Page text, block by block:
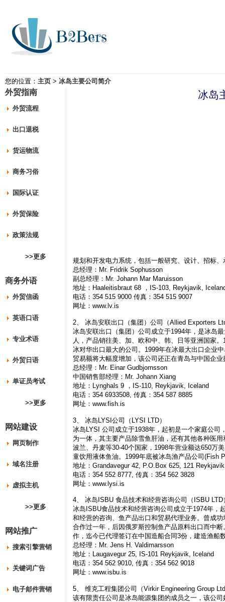
您的位置： 主页 > 冰岛主要公司简介
外贸指南
外贸流程
出口退税
货运物流
商务习俗
国际认证
外贸保险
政策法规
>>更多
商务外语
外贸信函
英语口语
专业术语
外贸日语
单证员考试
>>更多
网站建设
网页制作
域名注册
虚拟主机
>>更多
网站推广
搜索引擎营销
关键词广告
电子邮件营销
冰岛
规划和开发电力系统，包括一般研究、设计、招标
总经理：Mr. Fridrik Sophusson
副总经理：Mr. Johann Mar Maruisson
地址：Haaleitisbraut 68 ，IS-103, Reykjavik,
电话：354 515 9000 传真：354 515 9007
网址：www.lv.is
2、 冰岛安联出口（集团）公司（Allied Exporters
冰岛安联出口（集团）公司成立于1994年，是冰岛
人，产品销往美、加、欧和中、韩、日等亚洲国家
冰对华出口最大的公司。1999年在冰最大出口企业
贸易额将大幅度增加，该公司还正在青岛与中国企
总经理：Mr. Einar Gudbjornsson
中国销售部经理：Mr. Johann Xiang
地址：Lynghals 9 ，IS-110, Reykjavik, Iceland
电话：354 6933508, 传真：354 587 8885
网址：www.fish.is
3、 冰岛LYSI公司（LYSI LTD）
冰岛LYSI 公司成立于1938年，起初是一个家庭公
为一体，其主要产品除雪鱼肝油，还有其他各种医
波兰、丹麦等30-40个国家，1998年营业额达650万
童饮用液体鱼油。1999年底被冰岛渔产品公司(Fish
地址：Grandavegur 42, P.O.Box 625, 121
电话：354 552 8777, 传真：354 562 3828
网址：www.lysi.is
4、 冰岛ISBU 食品技术和经营咨询公司（ISBU LTD
冰岛ISBU食品技术和经营咨询公司成立于1974年，
和经营的咨询、鱼产品出口和贸易代理业务。曾成
合作过一年，后因俄罗斯控制鱼产品原料出口而中
作，迄今已代理签订在中国造船合同3份，建造渔船
总经理：Mr. Jens H. Valdimarsson
地址：Laugavegur 25, IS-101 Reykjavik, Iceland
电话：354 562 9010, 传真：354 562 9018
网址：www.isbu.is
5、 维克工程集团公司（Virkir Engineering Group
该有限责任公司是冰岛能源集团的成员之一，该公